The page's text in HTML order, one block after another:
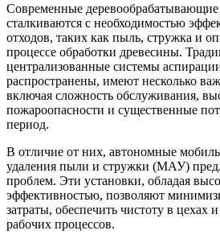
Современные деревообрабатывающие
сталкиваются с необходимостью
отходов, таких как пыль, стружка и
процессе обработки древесины.
централизованные системы
распространены, имеют несколько
включая сложность обслуживания,
пожароопасности и существенные
период.
В отличие от них, автономные
удаления пыли и стружки (МАУ)
проблем. Эти установки, обладая
эффективностью, позволяют
затраты, обеспечить чистоту в цехах
рабочих процессов.